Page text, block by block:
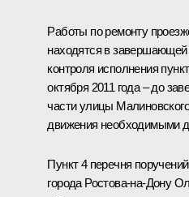
Работы по ремонту
находятся в завершающей
контроля исполнения
октября 2011 года – до
части улицы
движения необходимыми
Пункт 4 перечня
города Ростова-на-Дону